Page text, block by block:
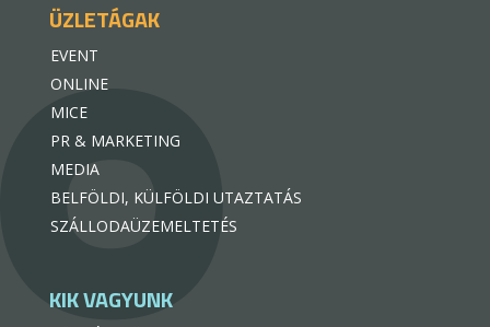
ÜZLETÁGAK
EVENT
ONLINE
MICE
PR & MARKETING
MEDIA
BELFÖLDI, KÜLFÖLDI UTAZTATÁS
SZÁLLODAÜZEMELTETÉS
KIK VAGYUNK